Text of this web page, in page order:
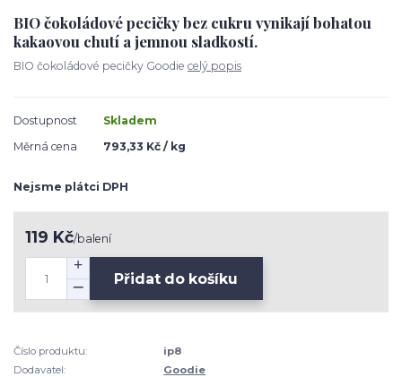
BIO čokoládové pecičky bez cukru vynikají bohatou
kakaovou chutí a jemnou sladkostí.
BIO čokoládové pecičky Goodie celý popis
Dostupnost
Skladem
Měrná cena
793,33 Kč / kg
Nejsme plátci DPH
119 Kč/balení
Přidat do košíku
Číslo produktu:
ip8
Dodavatel:
Goodie